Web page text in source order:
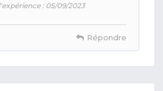
: 05/09/2023
Répondre